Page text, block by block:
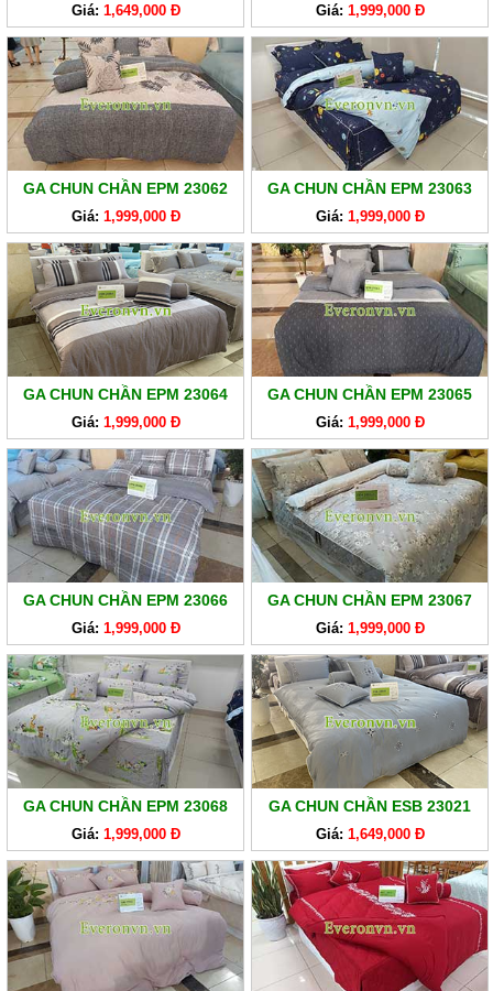
Giá: 1,649,000 Đ Giá: 1,999,000 Đ
GA CHUN CHẦN EPM 23062
Giá: 1,999,000 Đ
GA CHUN CHẦN EPM 23063
Giá: 1,999,000 Đ
GA CHUN CHẦN EPM 23064
Giá: 1,999,000 Đ
GA CHUN CHẦN EPM 23065
Giá: 1,999,000 Đ
GA CHUN CHẦN EPM 23066
Giá: 1,999,000 Đ
GA CHUN CHẦN EPM 23067
Giá: 1,999,000 Đ
GA CHUN CHẦN EPM 23068
Giá: 1,999,000 Đ
GA CHUN CHẦN ESB 23021
Giá: 1,649,000 Đ